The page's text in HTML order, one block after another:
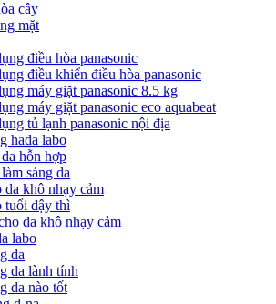
cây
mặt
điều hòa panasonic
điều khiển điều hòa panasonic
máy giặt panasonic 8.5 kg
máy giặt panasonic eco aquabeat
tủ lạnh panasonic nội địa
hada labo
hỗn hợp
sáng da
khô nhạy cảm
tuổi dậy thì
da khô nhạy cảm
labo
da
da lành tính
da nào tốt